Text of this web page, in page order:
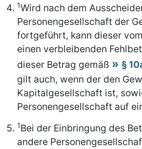
1Wird nach dem
Personengesellschaft der
fortgeführt, kann dieser
einen verbleibenden
dieser Betrag gemäß
§
gilt auch, wenn der den
Kapitalgesellschaft ist,
Personengesellschaft auf
1Bei der Einbringung des
andere